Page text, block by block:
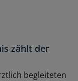
zählt der
begleiteten